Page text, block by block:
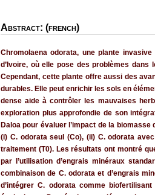
Abstract: (french)
Chromolaena odorata, une plante
d’Ivoire, où elle pose des problèmes
Cependant, cette plante offre aussi des
durables. Elle peut enrichir les sols en
dense aide à contrôler les mauvaises
exploration plus approfondie de son
Daloa pour évaluer l’impact de la
(i) C. odorata seul (Co), (ii) C. odorata
traitement (T0). Les résultats ont montré
par l’utilisation d’engrais minéraux
combinaison de C. odorata et d’engrais
d’intégrer C. odorata comme